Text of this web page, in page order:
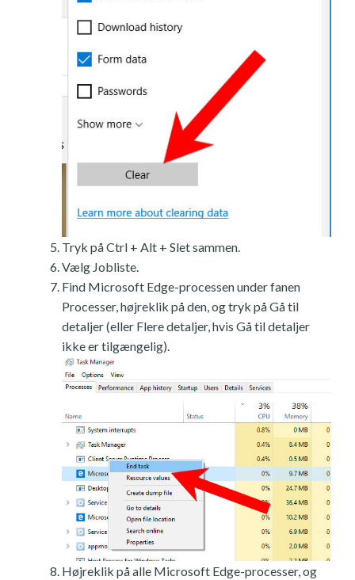
Tryk på Ctrl + Alt + Slet sammen.
Vælg Jobliste.
Find Microsoft Edge-processen under fanen
Processer, højreklik på den, og tryk på Gå til
detaljer (eller Flere detaljer, hvis Gå til detaljer
ikke er tilgængelig).
Højreklik på alle Microsoft Edge-processer, og